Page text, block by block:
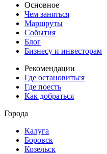
Основное
Чем заняться
Маршруты
События
Блог
Бизнесу и инвесторам
Рекомендации
Где остановиться
Где поесть
Как добраться
Города
Калуга
Боровск
Козельск